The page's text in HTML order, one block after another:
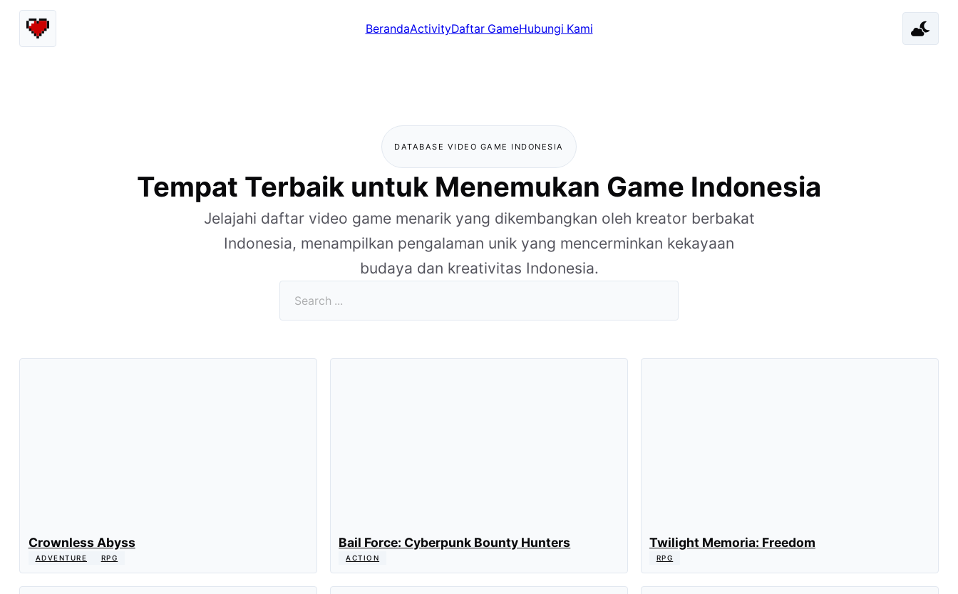
BerandaActivityDaftar GameHubungi Kami
DATABASE VIDEO GAME INDONESIA
Tempat Terbaik untuk Menemukan Game Indonesia
Jelajahi daftar video game menarik yang dikembangkan oleh kreator berbakat
Indonesia, menampilkan pengalaman unik yang mencerminkan kekayaan
budaya dan kreativitas Indonesia.
Crownless Abyss
ADVENTURE RPG
Bail Force: Cyberpunk Bounty Hunters
ACTION
Twilight Memoria: Freedom
RPG